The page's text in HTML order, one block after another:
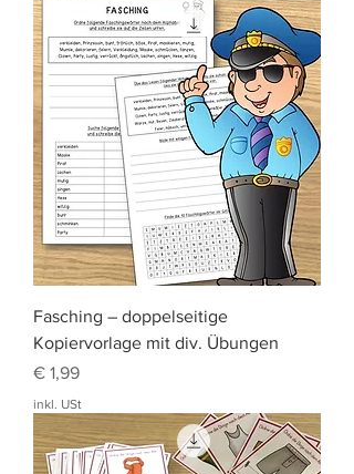
Fasching – doppelseitige
Kopiervorlage mit div. Übungen
Preis
€ 1,99
inkl. USt